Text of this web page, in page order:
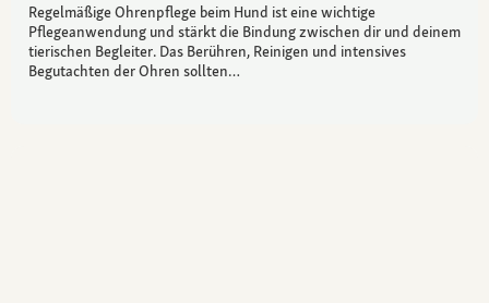
Regelmäßige Ohrenpflege beim Hund ist eine wichtige
Pflegeanwendung und stärkt die Bindung zwischen dir und deinem
tierischen Begleiter. Das Berühren, Reinigen und intensives
Begutachten der Ohren sollten…